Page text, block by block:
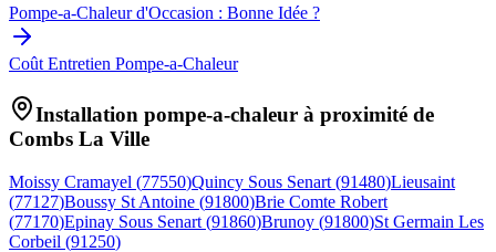
Pompe-a-Chaleur d'Occasion : Bonne Idée ?
Coût Entretien Pompe-a-Chaleur
Installation pompe-a-chaleur à proximité de
Combs La Ville
Moissy Cramayel (77550)Quincy Sous Senart (91480)Lieusaint
(77127)Boussy St Antoine (91800)Brie Comte Robert
(77170)Epinay Sous Senart (91860)Brunoy (91800)St Germain Les
Corbeil (91250)